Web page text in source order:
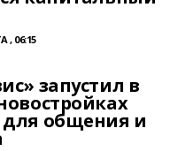
, 06:15
запустил в
общения и